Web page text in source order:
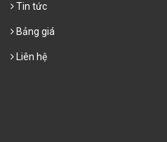
Tin tức
Bảng giá
Liên hệ